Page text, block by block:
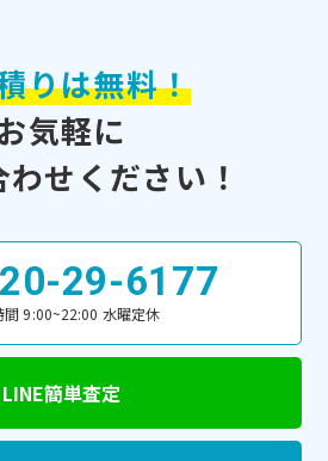
りは無料！
気軽に
せください！
29-6177
間 9:00~22:00 水曜定休
LINE簡単査定